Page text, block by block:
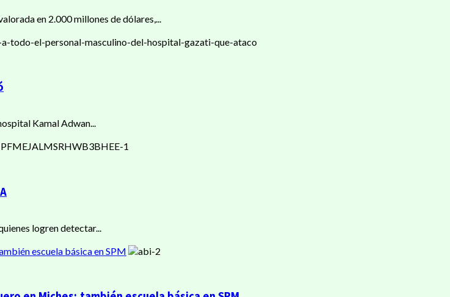
en 2.000 millones de dólares,...
Kamal Adwan...
logren detectar...
escuela básica en SPM